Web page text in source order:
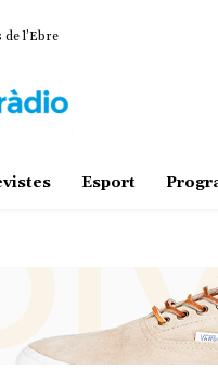
l’Ebre
Esport